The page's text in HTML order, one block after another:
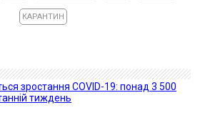
КАРАНТИН
зростання COVID-19: понад 3 500
тиждень